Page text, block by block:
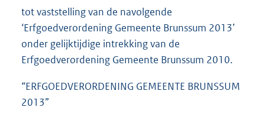
tot vaststelling van de navolgende
‘Erfgoedverordening Gemeente Brunssum 2013’
onder gelijktijdige intrekking van de
Erfgoedverordening Gemeente Brunssum 2010.
“ERFGOEDVERORDENING GEMEENTE BRUNSSUM
2013”